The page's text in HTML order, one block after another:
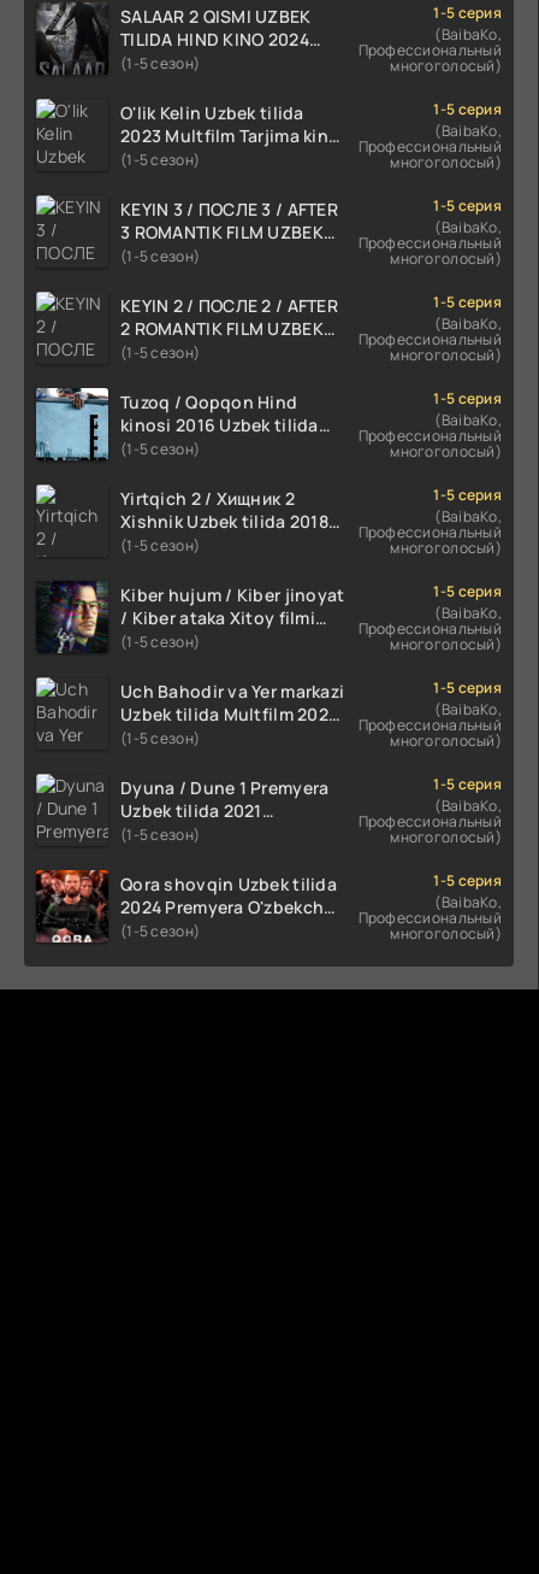
SALAAR 2 QISMI UZBEK
TILIDA HIND KINO 2024
TARJIMA 720p HD Skachat
(1-5 сезон)
1-5 серия
(BaibaKo,
Профессиональный
многоголосый)
O'lik Kelin Uzbek tilida
2023 Multfilm Tarjima kino
skachat
(1-5 сезон)
1-5 серия
(BaibaKo,
Профессиональный
многоголосый)
KEYIN 3 / ПОСЛЕ 3 / AFTER
3 ROMANTIK FILM UZBEK
TILIDA 2021 TARJIMA FILM
(1-5 сезон)
1-5 серия
(BaibaKo,
Профессиональный
многоголосый)
KEYIN 2 / ПОСЛЕ 2 / AFTER
2 ROMANTIK FILM UZBEK
TILIDA 2020 TARJIMA FILM
(1-5 сезон)
1-5 серия
(BaibaKo,
Профессиональный
многоголосый)
Tuzoq / Qopqon Hind
kinosi 2016 Uzbek tilida
tarjima film HD
(1-5 сезон)
1-5 серия
(BaibaKo,
Профессиональный
многоголосый)
Yirtqich 2 / Хищник 2
Xishnik Uzbek tilida 2018-
2024 O'zbekcha tarjima
(1-5 сезон)
1-5 серия
(BaibaKo,
Профессиональный
многоголосый)
Kiber hujum / Kiber jinoyat
/ Kiber ataka Xitoy filmi
Uzbek tilida O'zbekcha
HD skachat
(1-5 сезон)
1-5 серия
(BaibaKo,
Профессиональный
многоголосый)
Uch Bahodir va Yer markazi
Uzbek tilida Multfilm 2025
tarjima HD skachat
(1-5 сезон)
1-5 серия
(BaibaKo,
Профессиональный
многоголосый)
Dyuna / Dune 1 Premyera
Uzbek tilida 2021
O'zbekcha tarjima kino HD
(1-5 сезон)
1-5 серия
(BaibaKo,
Профессиональный
многоголосый)
Qora shovqin Uzbek tilida
2024 Premyera O'zbekcha
tarjima kino HD skachat
(1-5 сезон)
1-5 серия
(BaibaKo,
Профессиональный
многоголосый)